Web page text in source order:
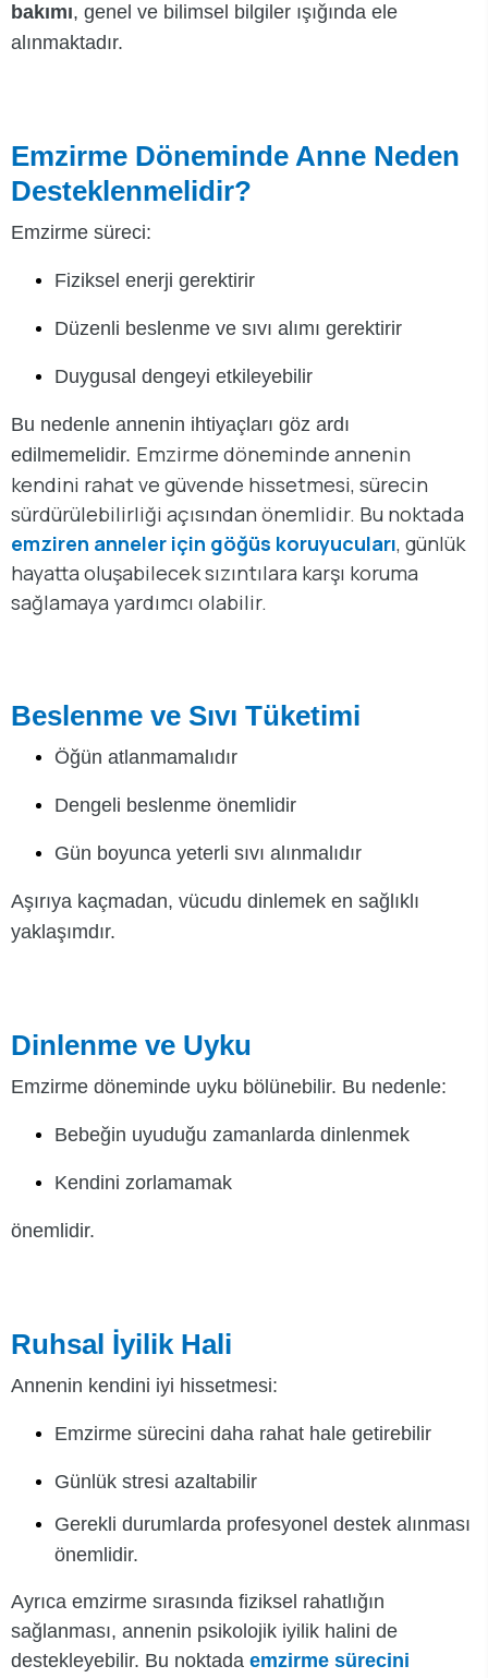
bakımı, genel ve bilimsel bilgiler ışığında ele
alınmaktadır.
Emzirme Döneminde Anne Neden
Desteklenmelidir?
Emzirme süreci:
Fiziksel enerji gerektirir
Düzenli beslenme ve sıvı alımı gerektirir
Duygusal dengeyi etkileyebilir
Bu nedenle annenin ihtiyaçları göz ardı
edilmemelidir. Emzirme döneminde annenin
kendini rahat ve güvende hissetmesi, sürecin
sürdürülebilirliği açısından önemlidir. Bu noktada
emziren anneler için göğüs koruyucuları, günlük
hayatta oluşabilecek sızıntılara karşı koruma
sağlamaya yardımcı olabilir.
Beslenme ve Sıvı Tüketimi
Öğün atlanmamalıdır
Dengeli beslenme önemlidir
Gün boyunca yeterli sıvı alınmalıdır
Aşırıya kaçmadan, vücudu dinlemek en sağlıklı
yaklaşımdır.
Dinlenme ve Uyku
Emzirme döneminde uyku bölünebilir. Bu nedenle:
Bebeğin uyuduğu zamanlarda dinlenmek
Kendini zorlamamak
önemlidir.
Ruhsal İyilik Hali
Annenin kendini iyi hissetmesi:
Emzirme sürecini daha rahat hale getirebilir
Günlük stresi azaltabilir
Gerekli durumlarda profesyonel destek alınması
önemlidir.
Ayrıca emzirme sırasında fiziksel rahatlığın
sağlanması, annenin psikolojik iyilik halini de
destekleyebilir. Bu noktada emzirme sürecini